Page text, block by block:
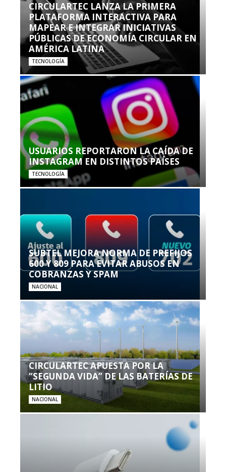
CIRCULARTEC LANZA LA PRIMERA
PLATAFORMA INTERACTIVA PARA
MAPEAR E INTEGRAR INICIATIVAS
PÚBLICAS DE ECONOMÍA CIRCULAR EN
AMÉRICA LATINA
TECNOLOGÍA
USUARIOS REPORTARON LA CAÍDA DE
INSTAGRAM EN DISTINTOS PAÍSES
TECNOLOGÍA
SUBTEL MEJORA NORMA DE PREFIJOS
600 Y 809 PARA EVITAR ABUSOS EN
COBRANZAS Y SPAM
NACIONAL
CIRCULARTEC APUESTA POR LA
“SEGUNDA VIDA” DE LAS BATERÍAS DE
LITIO
NACIONAL